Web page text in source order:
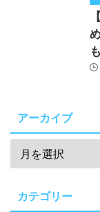
アーカイブ
カテゴリー